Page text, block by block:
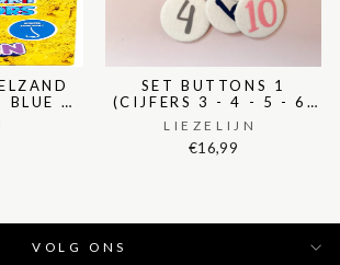
BLUE &
SET BUTTONS 1
(CIJFERS 3 - 4 - 5 - 6)
DONKERBLAUW
LIEZELIJN
€16,99
VOLG ONS